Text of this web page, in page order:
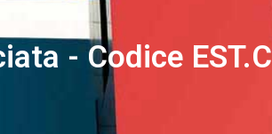
- Codice EST.C